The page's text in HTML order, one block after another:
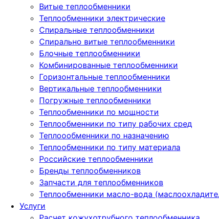
Витые теплообменники
Теплообменники электрические
Спиральные теплообменники
Спирально витые теплообменники
Блочные теплообменники
Комбинированные теплообменники
Горизонтальные теплообменники
Вертикальные теплообменники
Погружные теплообменники
Теплообменники по мощности
Теплообменники по типу рабочих сред
Теплоообменники по назначению
Теплообменники по типу материала
Российские теплообменники
Бренды теплообменников
Запчасти для теплообменников
Теплообменники масло-вода
Услуги